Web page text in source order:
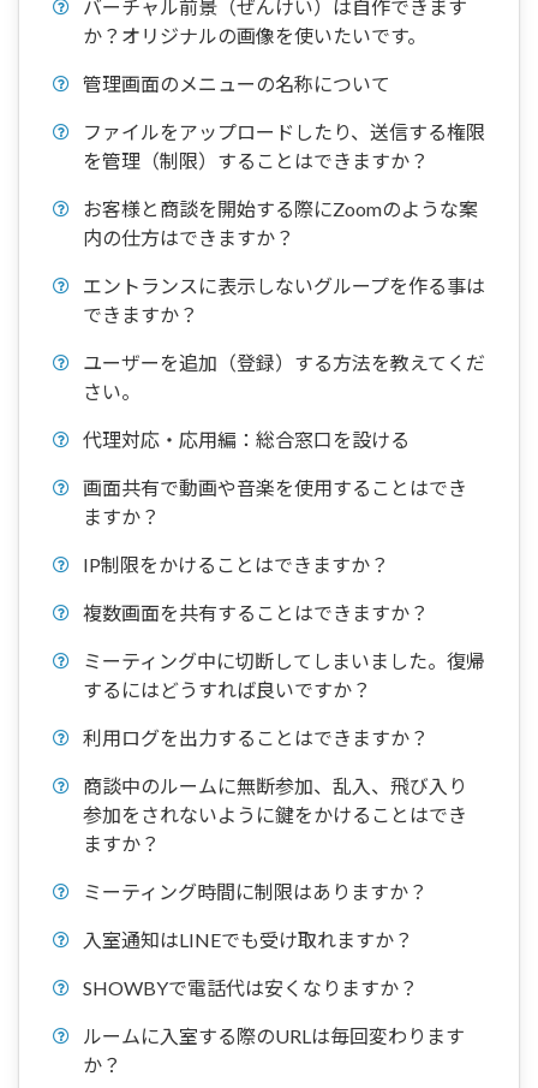
バーチャル前景（ぜんけい）は自作できます
か？オリジナルの画像を使いたいです。
管理画面のメニューの名称について
ファイルをアップロードしたり、送信する権限
を管理（制限）することはできますか？
お客様と商談を開始する際にZoomのような案
内の仕方はできますか？
エントランスに表示しないグループを作る事は
できますか？
ユーザーを追加（登録）する方法を教えてくだ
さい。
代理対応・応用編：総合窓口を設ける
画面共有で動画や音楽を使用することはでき
ますか？
IP制限をかけることはできますか？
複数画面を共有することはできますか？
ミーティング中に切断してしまいました。復帰
するにはどうすれば良いですか？
利用ログを出力することはできますか？
商談中のルームに無断参加、乱入、飛び入り
参加をされないように鍵をかけることはでき
ますか？
ミーティング時間に制限はありますか？
入室通知はLINEでも受け取れますか？
SHOWBYで電話代は安くなりますか？
ルームに入室する際のURLは毎回変わります
か？